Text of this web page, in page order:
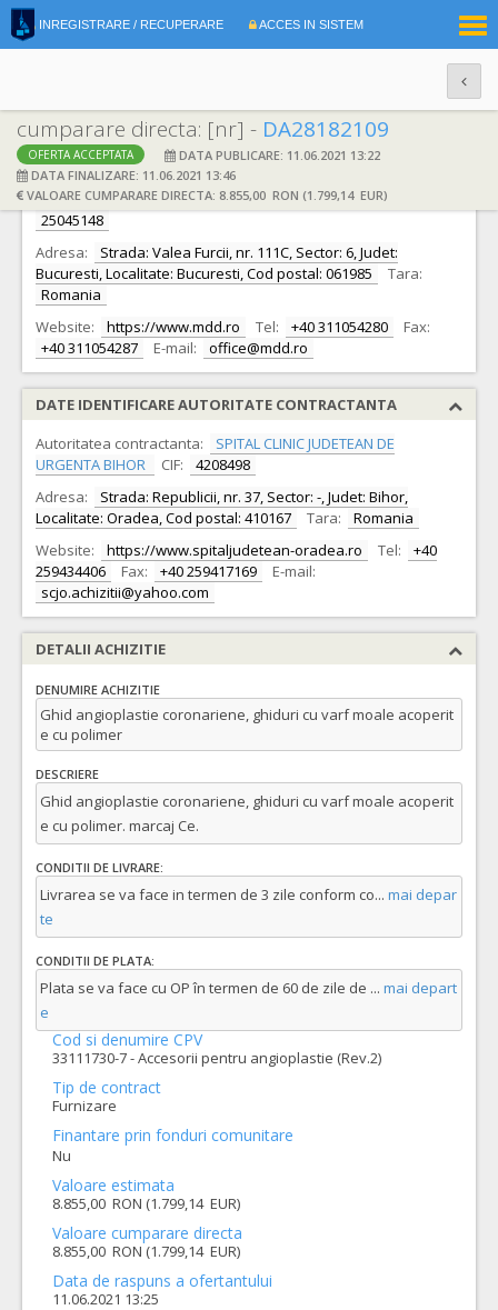
INREGISTRARE / RECUPERARE ACCES IN SISTEM
cumparare directa: [nr] - DA28182109
OFERTA ACCEPTATA
DATA PUBLICARE: 11.06.2021 13:22
DATA FINALIZARE: 11.06.2021 13:46
VALOARE CUMPARARE DIRECTA: 8.855,00 RON (1.799,14 EUR)
DATE IDENTIFICARE OFERTANT
Ofertant: S.C. MEDICAL DEVICES & DIAGNOSTICS S.R.L.
25045148
Adresa:
Strada: Valea Furcii, nr. 111C, Sector: 6, Judet:
Bucuresti, Localitate: Bucuresti, Cod postal: 061985
Tara:
Romania
Website:
https://www.mdd.ro Tel: +40 311054280
Fax:
+40 311054287
E-mail: office@mdd.ro
DATE IDENTIFICARE AUTORITATE CONTRACTANTA
Autoritatea contractanta:
SPITAL CLINIC JUDETEAN DE
URGENTA BIHOR
CIF:
4208498
Adresa:
Strada: Republicii, nr. 37, Sector: -, Judet: Bihor,
Localitate: Oradea, Cod postal: 410167
Tara:
Romania
Website:
https://www.spitaljudetean-oradea.ro Tel:
+40
259434406
Fax: +40 259417169
E-mail:
scjo.achizitii@yahoo.com
DETALII ACHIZITIE
DENUMIRE ACHIZITIE
Ghid angioplastie coronariene, ghiduri cu varf moale acoperit
e cu polimer
DESCRIERE
Ghid angioplastie coronariene, ghiduri cu varf moale acoperit
e cu polimer. marcaj Ce.
CONDITII DE LIVRARE:
Livrarea se va face in termen de 3 zile conform co... mai depar
te
CONDITII DE PLATA:
Plata se va face cu OP în termen de 60 de zile de ... mai depart
e
Cod si denumire CPV
33111730-7 - Accesorii pentru angioplastie (Rev.2)
Tip de contract
Furnizare
Finantare prin fonduri comunitare
Nu
Valoare estimata
8.855,00 RON (1.799,14 EUR)
Valoare cumparare directa
8.855,00 RON (1.799,14 EUR)
Data de raspuns a ofertantului
11.06.2021 13:25